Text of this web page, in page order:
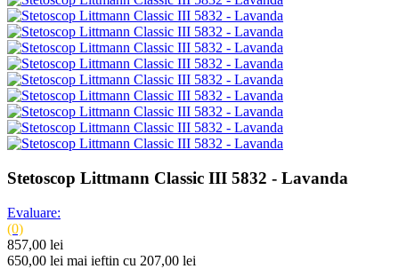
Stetoscop Littmann Classic III 5832 - Lavanda
Evaluare:
(0)
857,00 lei
650,00 lei mai ieftin cu 207,00 lei